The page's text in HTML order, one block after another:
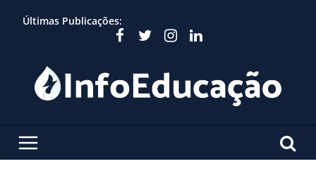
Últimas Publicações: